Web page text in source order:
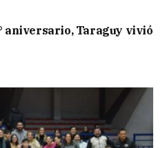
aniversario, Taraguy vivió